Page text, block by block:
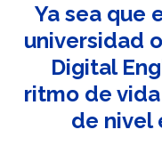
Ya sea que
universidad
Digital
ritmo de
de nivel